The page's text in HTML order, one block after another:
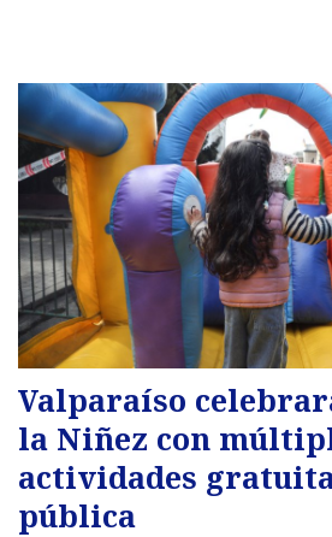
Valparaíso
la Niñez con
actividades
pública